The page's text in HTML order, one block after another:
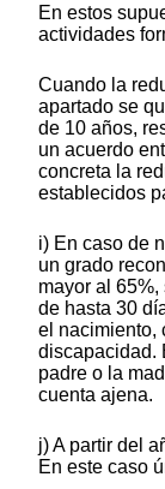
En estos
actividades
Cuando la
apartado se
de 10 años,
un acuerdo
concreta la
establecidos
i) En caso de
un grado
mayor al
de hasta 30
el nacimiento,
discapacidad.
padre o la
cuenta ajena.
j) A partir del
En este caso